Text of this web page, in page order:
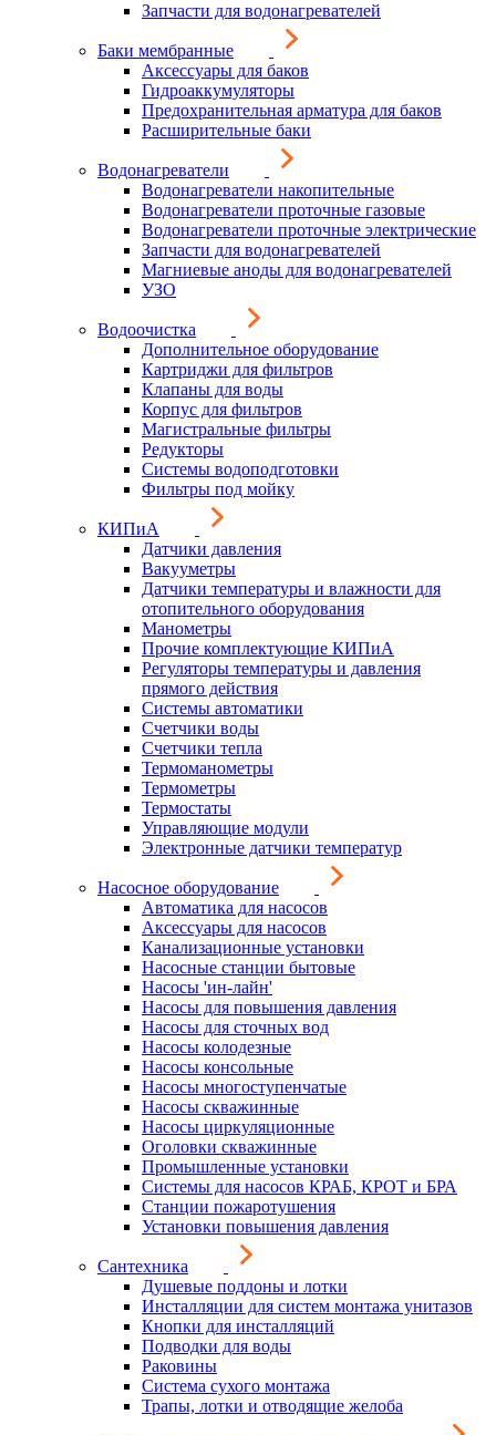
Запчасти для водонагревателей
Баки мембранные
Аксессуары для баков
Гидроаккумуляторы
Предохранительная арматура для баков
Расширительные баки
Водонагреватели
Водонагреватели накопительные
Водонагреватели проточные газовые
Водонагреватели проточные электрические
Запчасти для водонагревателей
Магниевые аноды для водонагревателей
УЗО
Водоочистка
Дополнительное оборудование
Картриджи для фильтров
Клапаны для воды
Корпус для фильтров
Магистральные фильтры
Редукторы
Системы водоподготовки
Фильтры под мойку
КИПиА
Датчики давления
Вакууметры
Датчики температуры и влажности для
отопительного оборудования
Манометры
Прочие комплектующие КИПиА
Регуляторы температуры и давления
прямого действия
Системы автоматики
Счетчики воды
Счетчики тепла
Термоманометры
Термометры
Термостаты
Управляющие модули
Электронные датчики температур
Насосное оборудование
Автоматика для насосов
Аксессуары для насосов
Канализационные установки
Насосные станции бытовые
Насосы 'ин-лайн'
Насосы для повышения давления
Насосы для сточных вод
Насосы колодезные
Насосы консольные
Насосы многоступенчатые
Насосы скважинные
Насосы циркуляционные
Оголовки скважинные
Промышленные установки
Системы для насосов КРАБ, КРОТ и БРА
Станции пожаротушения
Установки повышения давления
Сантехника
Душевые поддоны и лотки
Инсталляции для систем монтажа унитазов
Кнопки для инсталляций
Подводки для воды
Раковины
Система сухого монтажа
Трапы, лотки и отводящие желоба